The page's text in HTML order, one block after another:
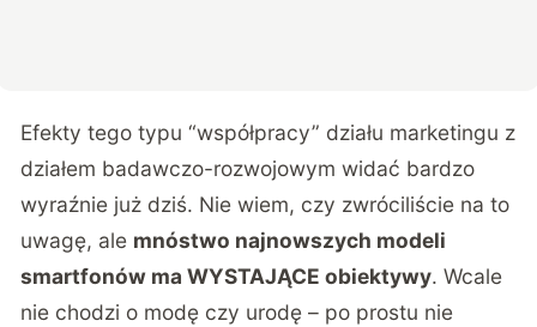
Efekty tego typu “współpracy” działu marketingu z
działem badawczo-rozwojowym widać bardzo
wyraźnie już dziś. Nie wiem, czy zwróciliście na to
uwagę, ale mnóstwo najnowszych modeli
smartfonów ma WYSTAJĄCE obiektywy. Wcale
nie chodzi o modę czy urodę – po prostu nie